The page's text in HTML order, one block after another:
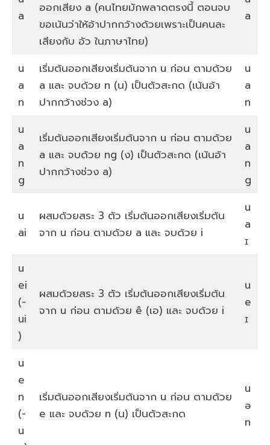
a
ออกเสียง a (คนไทยมักพลาดตรงนี้ ตอนจบ
ขอเน้นว่าให้อ้าปากกว้างด้วยเพราะเป็นคนละ
เสียงกับ อัว ในภาษาไทย)
a
u
a
n
เริ่มต้นออกเสียงเริ่มต้นจาก u ก่อน ตามด้วย
a และ จบด้วย n (น) เป็นตัวสะกด (เน้นอ้า
ปากกว้างช่วง a)
u
a
n
u
a
n
g
เริ่มต้นออกเสียงเริ่มต้นจาก u ก่อน ตามด้วย
a และ จบด้วย ng (ง) เป็นตัวสะกด (เน้นอ้า
ปากกว้างช่วง a)
u
a
n
g
u
ai
ผสมด้วยสระ 3 ตัว เริ่มต้นออกเสียงเริ่มต้น
จาก u ก่อน ตามด้วย a และ จบด้วย i
u
a
ɪ
u
ei
(-
ui
)
ผสมด้วยสระ 3 ตัว เริ่มต้นออกเสียงเริ่มต้น
จาก u ก่อน ตามด้วย ê (เอ) และ จบด้วย i
u
e
ɪ
u
e
n
(-
u
เริ่มต้นออกเสียงเริ่มต้นจาก u ก่อน ตามด้วย
e และ จบด้วย n (น) เป็นตัวสะกด
u
ə
n